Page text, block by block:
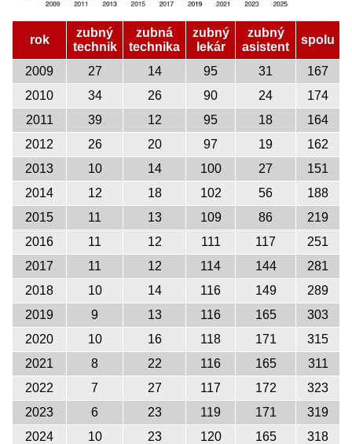
rok
zubný
technik
zubná
technika
zubný
lekár
zubný
asistent
spolu
2009 27 14 95 31
167
2010
34 26 90 24
174
2011
39 12 95 18
164
2012
26 20 97 19
162
2013
10 14 100 27
151
2014
12 18 102 56
188
2015
11 13 109 86
219
2016
11 12 111 117
251
2017
11 12 114 144
281
2018
10 14 116 149
289
2019
9 13 116 165
303
2020
10 16 118 171
315
2021
8 22 116 165
311
2022
7 27 117 172
323
2023
6 23 119 171
319
2024
10 23 120 165
318